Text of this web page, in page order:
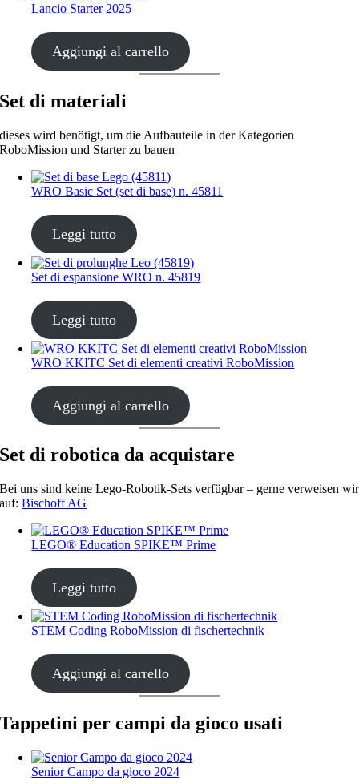
Lancio Starter 2025
CHF68.00
Aggiungi al carrello
Set di materiali
dieses wird benötigt, um die Aufbauteile in der Kategorien
RoboMission und Starter zu bauen
WRO Basic Set (set di base) n. 45811
CHF35.00
Leggi tutto
Set di espansione WRO n. 45819
CHF35.00
Leggi tutto
WRO KKITC Set di elementi creativi RoboMission
CHF45.00
Aggiungi al carrello
Set di robotica da acquistare
Bei uns sind keine Lego-Robotik-Sets verfügbar – gerne verweisen wir
auf:Bischoff AG
LEGO® Education SPIKE™ Prime
CHF435.00
Leggi tutto
STEM Coding RoboMission di fischertechnik
CHF499.00
Aggiungi al carrello
Tappetini per campi da gioco usati
Senior Campo da gioco 2024